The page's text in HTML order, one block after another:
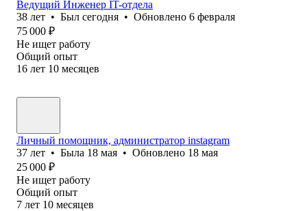
Ведущий Инженер IT-отдела
38 лет • Был сегодня • Обновлено 6 февраля
75 000 ₽
Не ищет работу
Общий опыт
16 лет 10 месяцев
Личный помощник, администратор instagram
37 лет • Была 18 мая • Обновлено 18 мая
25 000 ₽
Не ищет работу
Общий опыт
7 лет 10 месяцев